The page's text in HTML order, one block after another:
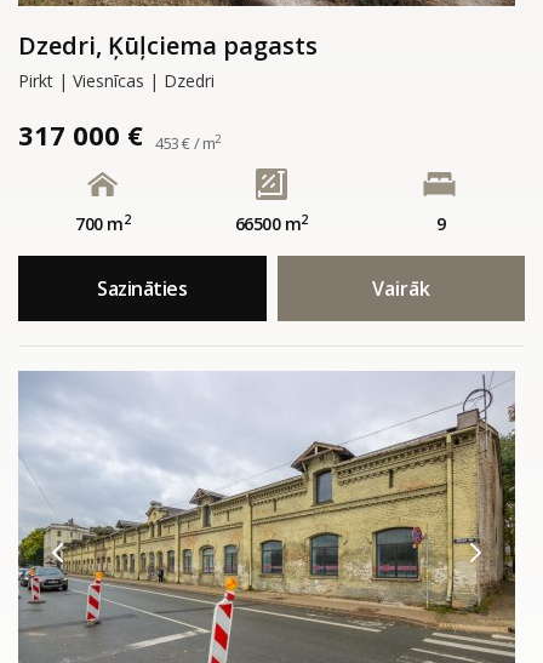
Dzedri, Ķūļciema pagasts
Pirkt | Viesnīcas | Dzedri
317 000 € 453 € / m2
700 m2 66500 m2 9
Sazināties Vairāk